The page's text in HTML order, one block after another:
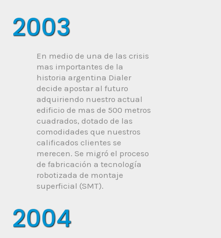
2003
En medio de una de las crisis
mas importantes de la
historia argentina Dialer
decide apostar al futuro
adquiriendo nuestro actual
edificio de mas de 500 metros
cuadrados, dotado de las
comodidades que nuestros
calificados clientes se
merecen. Se migró el proceso
de fabricación a tecnología
robotizada de montaje
superficial (SMT).
2004